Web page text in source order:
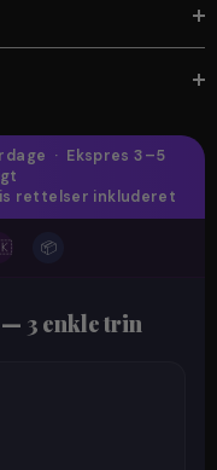
· Ekspres 3–5
rettelser inkluderet
📦
3 enkle trin